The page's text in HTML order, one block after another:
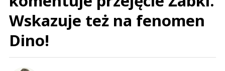
Wskazuje też na fenomen
Dino!